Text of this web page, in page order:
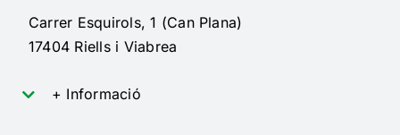
Carrer Esquirols, 1 (Can Plana)
17404 Riells i Viabrea
+ Informació